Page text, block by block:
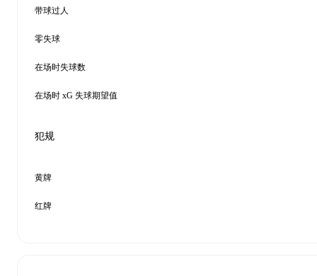
带球过人
零失球
在场时失球数
在场时 xG 失球期望值
犯规
黄牌
红牌